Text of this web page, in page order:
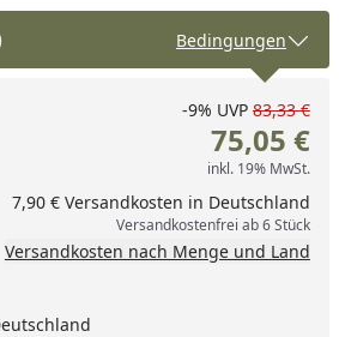
Bedingungen
eins erhöhen
-9% UVP 83,33 €
75,05 €
inkl. 19% MwSt.
7,90 € Versandkosten in Deutschland
Versandkostenfrei ab 6 Stück
Versandkosten nach Menge und Land